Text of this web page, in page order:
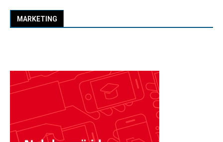
MARKETING